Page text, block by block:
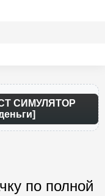
СИМУЛЯТОР
по полной